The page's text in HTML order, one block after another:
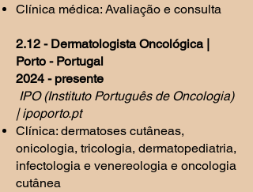
Clínica médica: Avaliação e consulta
2.12 - Dermatologista Oncológica |
Porto - Portugal
2024 - presente
IPO (Instituto Português de Oncologia)
| ipoporto.pt
Clínica: dermatoses cutâneas,
onicologia, tricologia, dermatopediatria,
infectologia e venereologia e oncologia
cutânea